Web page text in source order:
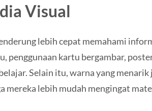
Visual
lebih cepat memahami
penggunaan kartu bergambar,
Selain itu, warna yang menarik
mereka lebih mudah mengingat